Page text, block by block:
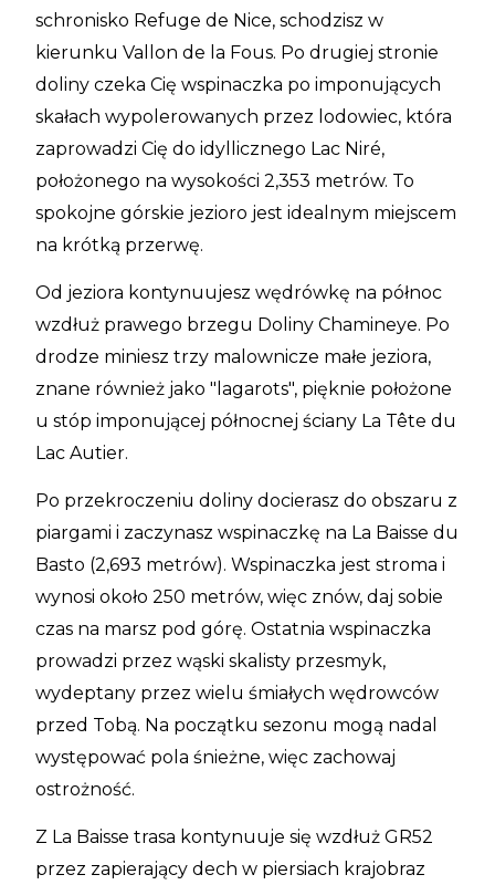
schronisko Refuge de Nice, schodzisz w
kierunku Vallon de la Fous. Po drugiej stronie
doliny czeka Cię wspinaczka po imponujących
skałach wypolerowanych przez lodowiec, która
zaprowadzi Cię do idyllicznego Lac Niré,
położonego na wysokości 2,353 metrów. To
spokojne górskie jezioro jest idealnym miejscem
na krótką przerwę.
Od jeziora kontynuujesz wędrówkę na północ
wzdłuż prawego brzegu Doliny Chamineye. Po
drodze miniesz trzy malownicze małe jeziora,
znane również jako "lagarots", pięknie położone
u stóp imponującej północnej ściany La Tête du
Lac Autier.
Po przekroczeniu doliny docierasz do obszaru z
piargami i zaczynasz wspinaczkę na La Baisse du
Basto (2,693 metrów). Wspinaczka jest stroma i
wynosi około 250 metrów, więc znów, daj sobie
czas na marsz pod górę. Ostatnia wspinaczka
prowadzi przez wąski skalisty przesmyk,
wydeptany przez wielu śmiałych wędrowców
przed Tobą. Na początku sezonu mogą nadal
występować pola śnieżne, więc zachowaj
ostrożność.
Z La Baisse trasa kontynuuje się wzdłuż GR52
przez zapierający dech w piersiach krajobraz